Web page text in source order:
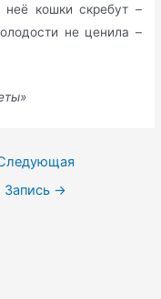
кошки скребут –
не ценила –
Запись →